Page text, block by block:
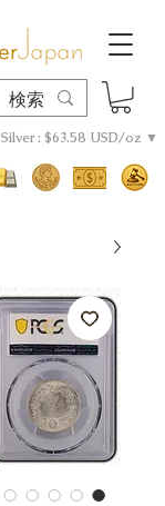
Silver : $63.58 USD/oz ▼